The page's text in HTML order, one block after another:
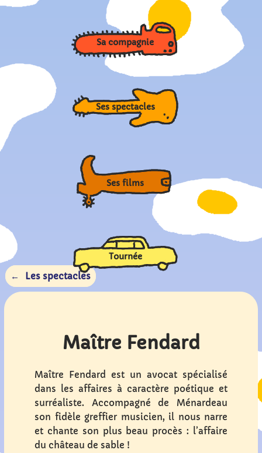
Sa compagnie
Ses spectacles
Ses films
Tournée
Les spectacles
Maître Fendard
Maître Fendard est un avocat spécialisé
dans les affaires à caractère poétique et
surréaliste. Accompagné de Ménardeau
son fidèle greffier musicien, il nous narre
et chante son plus beau procès : l’affaire
du château de sable !